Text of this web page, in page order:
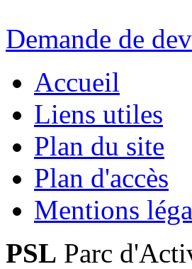
Demande de
Accueil
Liens utiles
Plan du site
Plan d'accès
Mentions
PSL Parc